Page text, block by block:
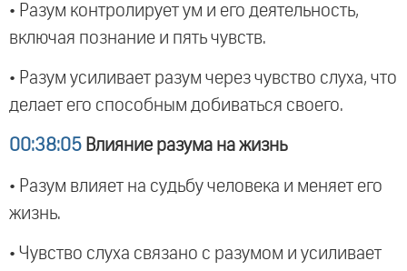
• Разум контролирует ум и его деятельность,
включая познание и пять чувств.
• Разум усиливает разум через чувство слуха, что
делает его способным добиваться своего.
00:38:05 Влияние разума на жизнь
• Разум влияет на судьбу человека и меняет его
жизнь.
• Чувство слуха связано с разумом и усиливает